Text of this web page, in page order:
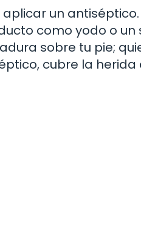
un antiséptico.
como yodo o un
sobre tu pie;
cubre la herida